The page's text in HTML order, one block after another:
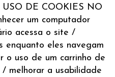
USO DE COOKIES NO
um computador
acessa o site /
enquanto eles navegam
o uso de um carrinho de
/ melhorar a usabilidade